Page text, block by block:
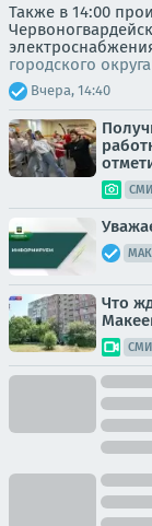
Также в 14:00
городского
Вчера, 14:40
СМИ
Что
СМИ